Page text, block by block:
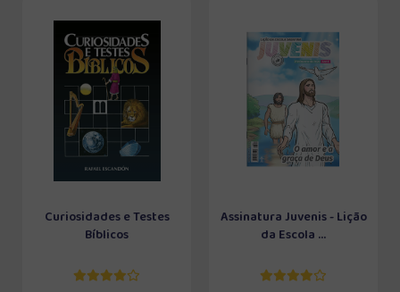
Curiosidades e Testes
Bíblicos
Assinatura Juvenis - Lição
da Escola ...